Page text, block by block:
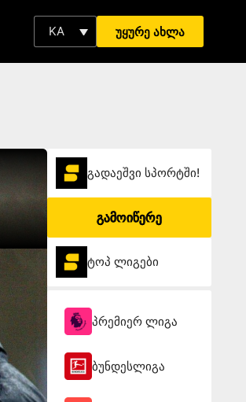
KA უყურე ახლა
გადაეშვი სპორტში!
გამოიწერე
ტოპ ლიგები
პრემიერ ლიგა
ბუნდესლიგა